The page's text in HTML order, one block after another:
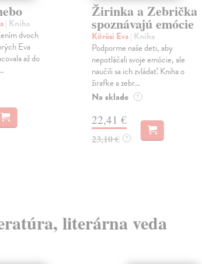
| Kniha
dvoch
Eva
až do
Žirinka a Zebrička
spoznávajú emócie
Kőrösi Eva| Kniha
Podporme naše deti, aby
nepotláčali svoje emócie, ale
naučili sa ich zvládať. Kniha o
žirafke a zebr...
Na sklade ?
22,41 €
23,10 € ?
literárna veda